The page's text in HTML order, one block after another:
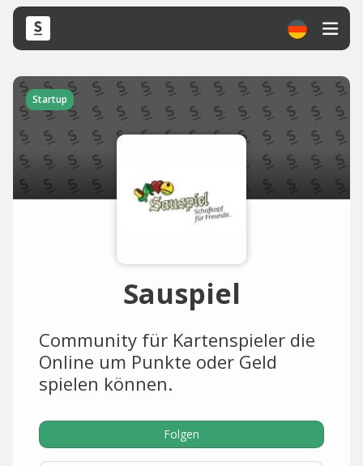
Startup
Sauspiel
Community für Kartenspieler die
Online um Punkte oder Geld
spielen können.
Folgen